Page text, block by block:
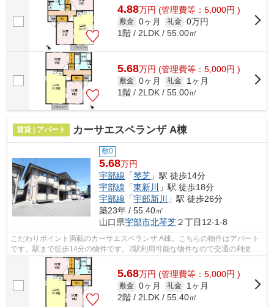
4.88万円 (管理費等：5,000円 )
敷金 0ヶ月 礼金 0万円
1階 / 2LDK / 55.00㎡
5.68万円 (管理費等：5,000円 )
敷金 0ヶ月 礼金
1ヶ月
1階 / 2LDK / 55.00㎡
賃貸 | アパート カーサエスペランザ A棟
敷0
5.68万円
宇部線 「琴芝 」駅 徒歩14分
宇部線 「東新川
」駅 徒歩18分
宇部線 「宇部新川
」駅 徒歩26分
築23年 / 55.40㎡
山口県宇部市北琴芝２丁目12-1-8
こだわりポイント満載のカーサエスペランザ A棟。こちらの物件はアパート
です。駅まで徒歩14分の物件です。2駅利用可能な物件なので交通の利便性
が良いのが魅力です。宇部市エリアにあ...
5.68万円 (管理費等：5,000円 )
敷金 0ヶ月 礼金
1ヶ月
2階 / 2LDK / 55.40㎡